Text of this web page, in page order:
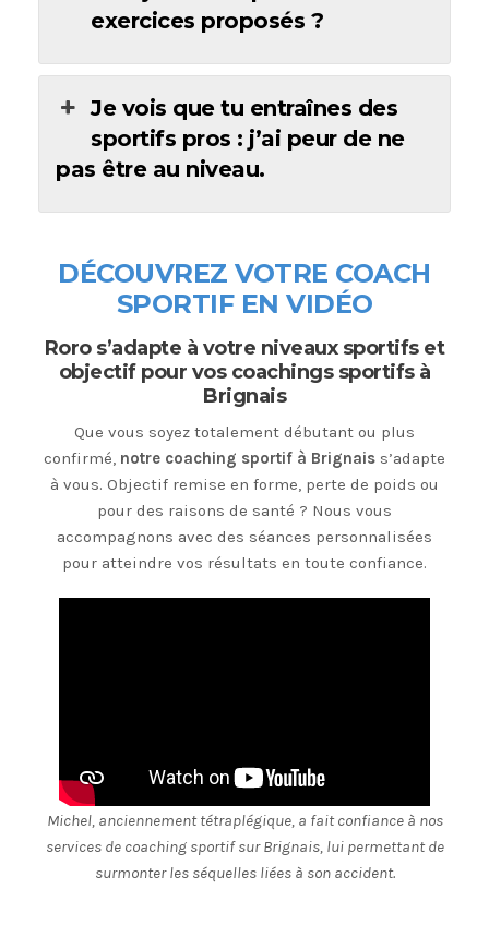
exercices proposés ?
Je vois que tu entraînes des
sportifs pros : j’ai peur de ne
pas être au niveau.
DÉCOUVREZ VOTRE COACH
SPORTIF EN VIDÉO
Roro s’adapte à votre niveaux sportifs et
objectif pour vos coachings sportifs à
Brignais
Que vous soyez totalement débutant ou plus
confirmé, notre coaching sportif à Brignais s’adapte
à vous. Objectif remise en forme, perte de poids ou
pour des raisons de santé ? Nous vous
accompagnons avec des séances personnalisées
pour atteindre vos résultats en toute confiance.
Michel, anciennement tétraplégique, a fait confiance à nos
services de coaching sportif sur Brignais, lui permettant de
surmonter les séquelles liées à son accident.